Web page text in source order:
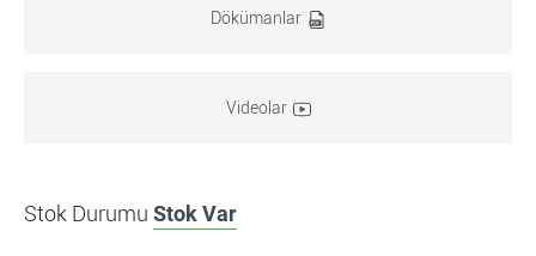
Dökümanlar
Videolar
Stok Durumu Stok Var